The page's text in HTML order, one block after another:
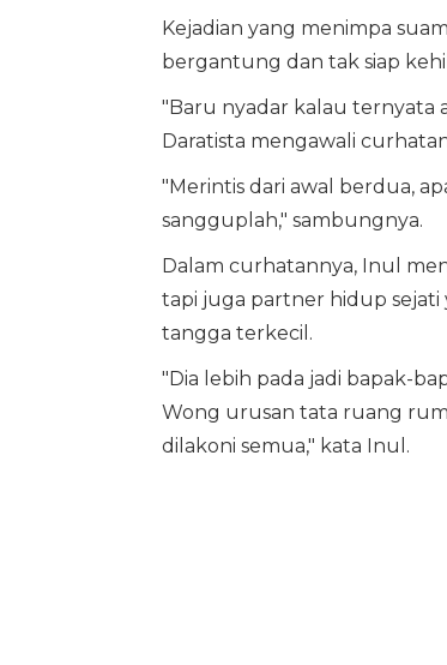
Kejadian yang menimpa
bergantung dan tak siap
"Baru nyadar kalau ternyata
Daratista mengawali
"Merintis dari awal berdua,
sangguplah," sambungnya.
Dalam curhatannya, Inul
tapi juga partner hidup sejati
tangga terkecil.
"Dia lebih pada jadi bapak-
Wong urusan tata ruang
dilakoni semua," kata Inul.